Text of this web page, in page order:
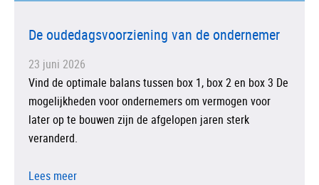
De oudedagsvoorziening van de ondernemer
23 juni 2026
Vind de optimale balans tussen box 1, box 2 en box 3 De
mogelijkheden voor ondernemers om vermogen voor
later op te bouwen zijn de afgelopen jaren sterk
veranderd.
Lees meer